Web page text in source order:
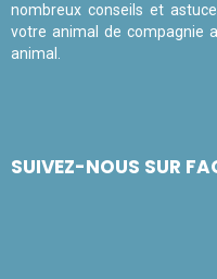
nombreux conseils et
votre animal de compagnie
animal.
SUIVEZ-NOUS SUR